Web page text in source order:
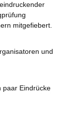
mitgefiebert.
und
paar Eindrücke